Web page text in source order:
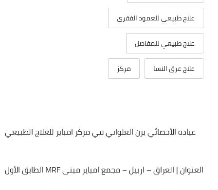
علاج طبيعي للعمود الفقري
علاج طبيعي للمفاصل
علاج عرق النسا
مركز
عيادة الأخصائي يزن العلواني في مركز امباير للعلاج الطبيعي
العنوان | العراق – اربيل – مجمع امباير مبنى MRF الطابق الأول